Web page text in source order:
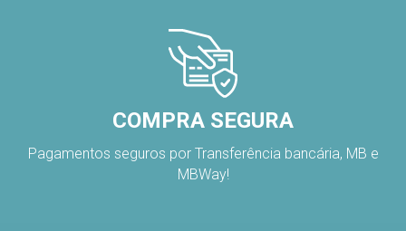
COMPRA SEGURA
Pagamentos seguros por Transferência bancária, MB e
MBWay!